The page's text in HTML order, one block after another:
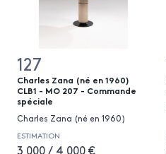
127
Charles Zana (né en 1960)
CLB1 - MO 207 - Commande
spéciale
Charles Zana (né en 1960)
ESTIMATION
3 000 / 4 000 €